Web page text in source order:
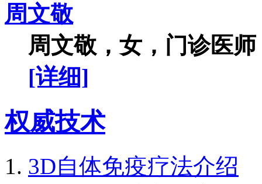
周文敬
周文敬，女，门诊医
[详细]
权威技术
3D自体免疫疗法介绍